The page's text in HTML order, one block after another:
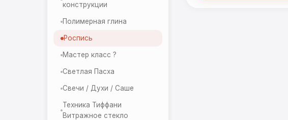
конструкции
Полимерная глина
Роспись
Мастер класс ?
Светлая Пасха
Свечи / Духи / Саше
Техника Тиффани
Витражное стекло